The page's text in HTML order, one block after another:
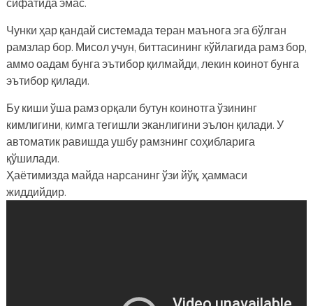
Чунки ҳар қандай системада теран маънога эга бўлган
рамзлар бор. Мисол учун, биттасининг кўйлагида рамз бор,
аммо оадам бунга эътибор қилмайди, лекин коинот бунга
эътибор қилади.
Бу киши ўша рамз орқали бутун коинотга ўзининг
кимлигини, кимга тегишли эканлигини эълон қилади. У
автоматик равишда ушбу рамзнинг соҳибларига
қўшилади.
Ҳаётимизда майда нарсанинг ўзи йўқ, ҳаммаси
жиддийдир.